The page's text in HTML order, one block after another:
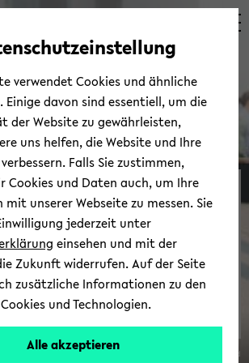
Automatische
vermeiden
zum
wechseln
zum
wechseln
zum
wechseln
NEOLAiA an der
Universität­ Bielefeld
© Uni­ver­si­tät Bie­le­feld
verwendet Cookies und ähnliche
Einige davon sind essentiell, um die
der Website zu gewährleisten,
uns helfen, die Website und Ihre
Falls Sie zustimmen,
Cookies und Daten auch, um Ihre
unserer Webseite zu messen. Sie
jederzeit unter
einsehen und mit der
Zukunft widerrufen. Auf der Seite
zusätzliche Informationen zu den
und Technologien.
Alle akzeptieren